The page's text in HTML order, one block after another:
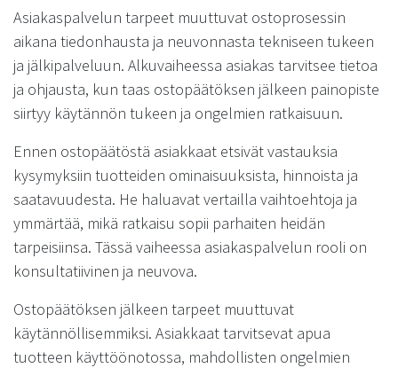
Asiakaspalvelun tarpeet muuttuvat ostoprosessin
aikana tiedonhausta ja neuvonnasta tekniseen tukeen
ja jälkipalveluun. Alkuvaiheessa asiakas tarvitsee tietoa
ja ohjausta, kun taas ostopäätöksen jälkeen painopiste
siirtyy käytännön tukeen ja ongelmien ratkaisuun.
Ennen ostopäätöstä asiakkaat etsivät vastauksia
kysymyksiin tuotteiden ominaisuuksista, hinnoista ja
saatavuudesta. He haluavat vertailla vaihtoehtoja ja
ymmärtää, mikä ratkaisu sopii parhaiten heidän
tarpeisiinsa. Tässä vaiheessa asiakaspalvelun rooli on
konsultatiivinen ja neuvova.
Ostopäätöksen jälkeen tarpeet muuttuvat
käytännöllisemmiksi. Asiakkaat tarvitsevat apua
tuotteen käyttöönotossa, mahdollisten ongelmien